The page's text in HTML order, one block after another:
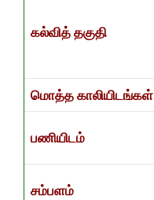
கல்வித் தகுதி
மொத்த காலியிடங்கள்
பணியிடம்
சம்பளம்